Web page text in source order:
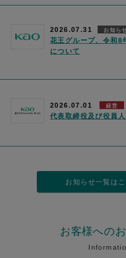
2026.07.31 お知ら
花王グループ、令和8
について
2026.07.01 経営
代表取締役及び役員
お知らせ一覧は
お客様への